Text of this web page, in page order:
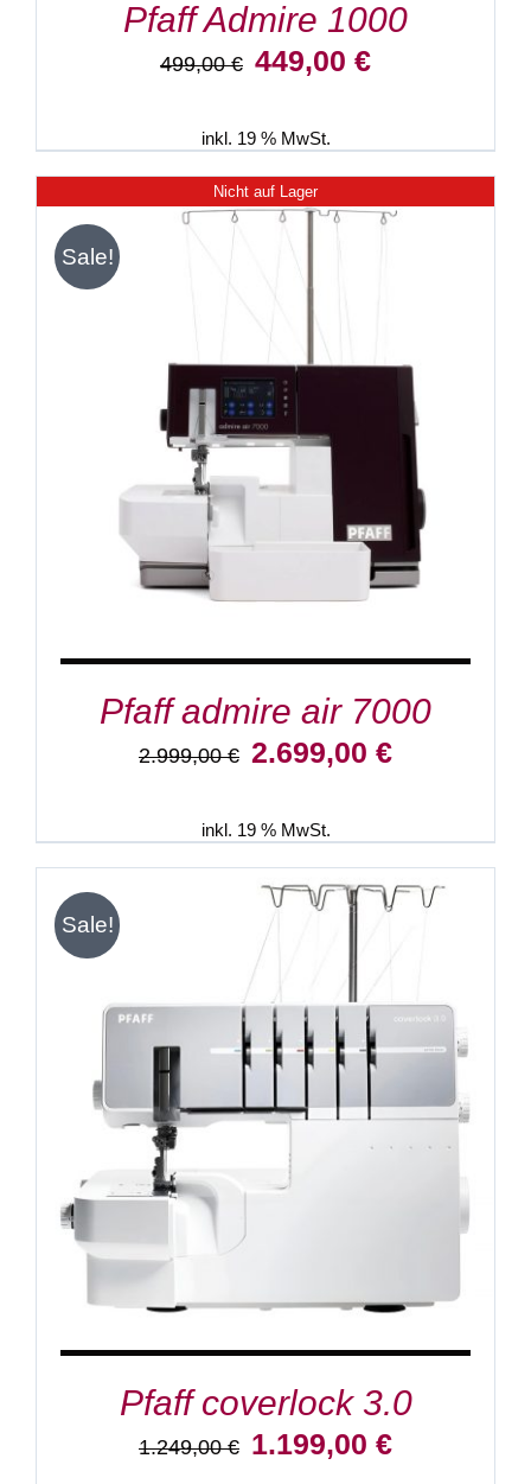
Pfaff Admire 1000
499,00€ Ursprünglicher
499,00 €
449,00 €Aktueller
inkl. 19 % MwSt.
Nicht auf Lager
Sale!
DETAILS
Pfaff admire air 7000
2.999,00€ Ursprünglicher
2.999,00 €
2.699,00 €Aktueller
inkl. 19 % MwSt.
Sale!
IN DEN WARENKORB DETAILS
Pfaff coverlock 3.0
1.249,00€ Ursprünglicher
1.199,00 €Aktueller